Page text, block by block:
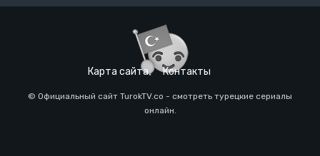
Карта сайта Контакты
© Официальный сайт TurokTV.co - смотреть турецкие сериалы
онлайн.